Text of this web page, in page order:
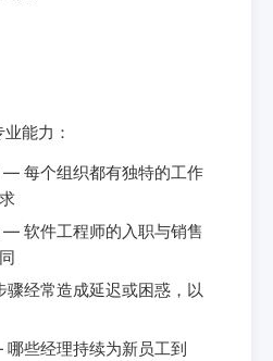
能力：
— 每个组织都有独特的工作
— 软件工程师的入职与销售
经常造成延迟或困惑，以
些经理持续为新员工到